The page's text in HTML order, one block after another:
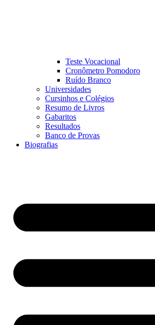
Teste Vocacional
Cronômetro Pomodoro
Ruído Branco
Universidades
Cursinhos e Colégios
Resumo de Livros
Gabaritos
Resultados
Banco de Provas
Biografias